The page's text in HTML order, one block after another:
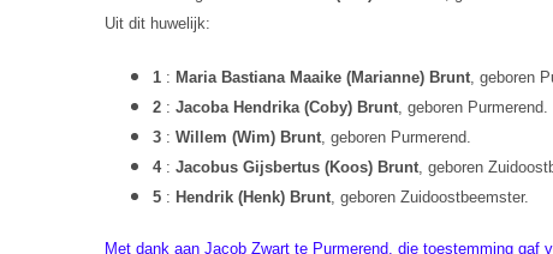
Uit dit huwelijk:
1 : Maria Bastiana Maaike (Marianne) Brunt, geboren
2 : Jacoba Hendrika (Coby) Brunt, geboren Purmerend.
3 : Willem (Wim) Brunt, geboren Purmerend.
4 : Jacobus Gijsbertus (Koos) Brunt, geboren
5 : Hendrik (Henk) Brunt, geboren Zuidoostbeemster.
Met dank aan Jacob Zwart te Purmerend, die toestemming gaf